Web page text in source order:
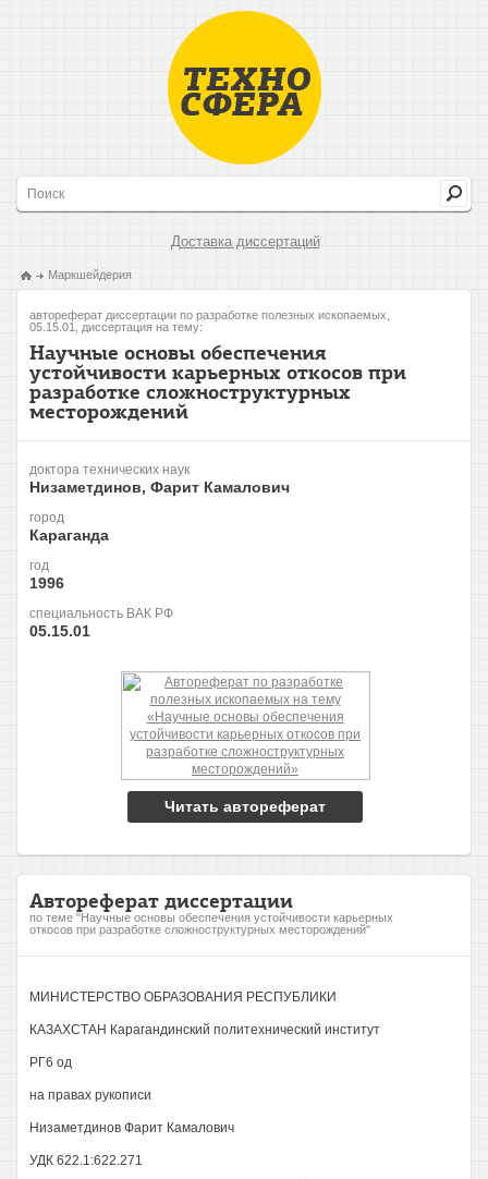
Доставка диссертаций
Маркшейдерия
автореферат диссертации по разработке полезных ископаемых,
05.15.01, диссертация на тему:
Научные основы обеспечения
устойчивости карьерных откосов при
разработке сложноструктурных
месторождений
доктора технических наук
Низаметдинов, Фарит Камалович
город
Караганда
год
1996
специальность ВАК РФ
05.15.01
Читать автореферат
Автореферат диссертации
по теме "Научные основы обеспечения устойчивости карьерных
откосов при разработке сложноструктурных месторождений"
МИНИСТЕРСТВО ОБРАЗОВАНИЯ РЕСПУБЛИКИ
КАЗАХСТАН Карагандинский политехнический институт
РГ6 од
на правах рукописи
Низаметдинов Фарит Камалович
УДК 622.1:622.271